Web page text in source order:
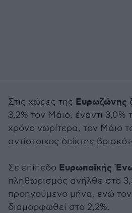
Στις χώρες της Ευρωζώνης
3,2% τον Μάιο, έναντι 3,0%
χρόνο νωρίτερα, τον Μάιο
αντίστοιχος δείκτης
Σε επίπεδο Ευρωπαϊκής
πληθωρισμός ανήλθε στο
προηγούμενο μήνα, ενώ
διαμορφωθεί στο 2,2%.